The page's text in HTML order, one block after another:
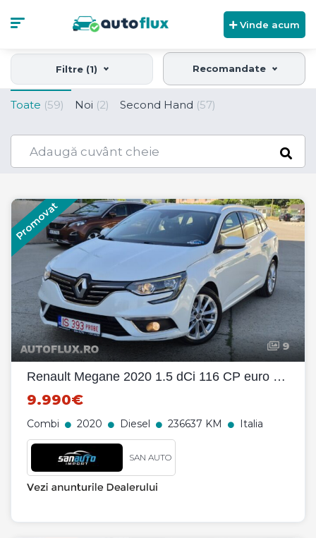
Vinde acum
Filtre (1) Recomandate
Toate (59) Noi (2) Second Hand (57)
Promovat
9
Renault Megane 2020 1.5 dCi 116 CP euro 6 automata
9.990€
Combi 2020 Diesel 236637 KM Italia
SAN AUTO